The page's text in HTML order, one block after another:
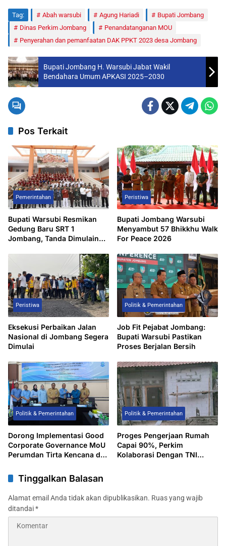
Tag: Abah warsubi Agung Hariadi
Bupati Jombang
Dinas Perkim Jombang
Penandatanganan MOU
Penyerahan dan pemanfaatan DAK PPKT 2023 desa Jombang
Bupati Jombang H. Warsubi Jabat Wakil
Bendahara Umum APKASI 2025–2030
Pos Terkait
Pemerintahan
Bupati Warsubi Resmikan
Gedung Baru SRT 1
Jombang, Tanda Dimulainya
Peristiwa
Bupati Jombang Warsubi
Menyambut 57 Bhikkhu Walk
For Peace 2026
Peristiwa
Eksekusi Perbaikan Jalan
Nasional di Jombang Segera
Dimulai
Politik & Pemerintahan
Job Fit Pejabat Jombang:
Bupati Warsubi Pastikan
Proses Berjalan Bersih
Politik & Pemerintahan
Dorong Implementasi Good
Corporate Governance MoU
Perumdan Tirta Kencana dan
Politik & Pemerintahan
Proges Pengerjaan Rumah
Capai 90%, Perkim
Kolaborasi Dengan TNI
Tinggalkan Balasan
Alamat email Anda tidak akan dipublikasikan. Ruas yang wajib
ditandai*